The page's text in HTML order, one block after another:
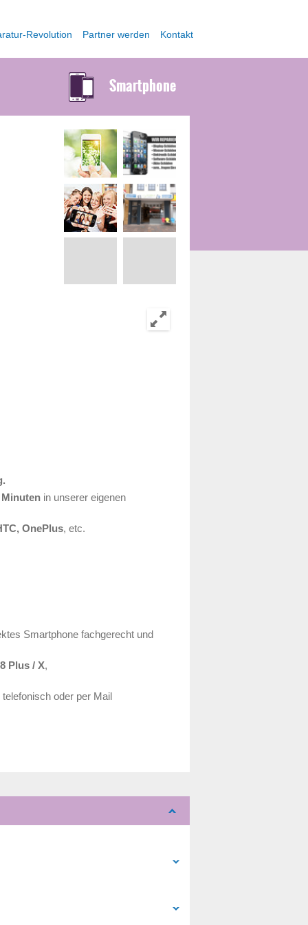
Revolution Partner werden Kontakt
Smartphone
Minuten in unserer eigenen
OnePlus, etc.
Smartphone fachgerecht und
Plus / X,
oder per Mail